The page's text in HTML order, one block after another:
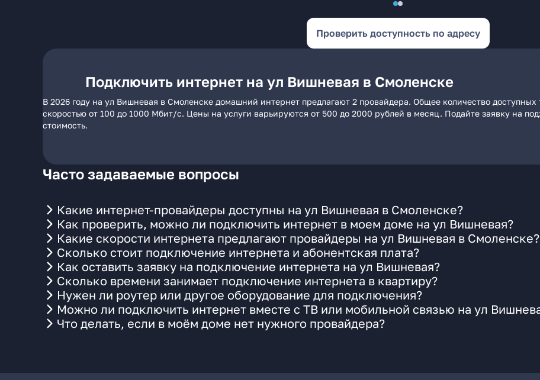
Проверить доступность по адресу
Подключить интернет на ул Вишневая в Смоленске
В 2026 году на ул Вишневая в Смоленске домашний интернет предлагают 2 провайдера. Общее количество
скоростью от 100 до 1000 Мбит/с. Цены на услуги варьируются от 500 до 2000 рублей в месяц. Подайте заявку на
стоимость.
Часто задаваемые вопросы
Какие интернет-провайдеры доступны на ул Вишневая в Смоленске?
Как проверить, можно ли подключить интернет в моем доме на ул Вишневая?
Какие скорости интернета предлагают провайдеры на ул Вишневая в Смоленске?
Сколько стоит подключение интернета и абонентская плата?
Как оставить заявку на подключение интернета на ул Вишневая?
Сколько времени занимает подключение интернета в квартиру?
Нужен ли роутер или другое оборудование для подключения?
Можно ли подключить интернет вместе с ТВ или мобильной связью на ул
Что делать, если в моём доме нет нужного провайдера?